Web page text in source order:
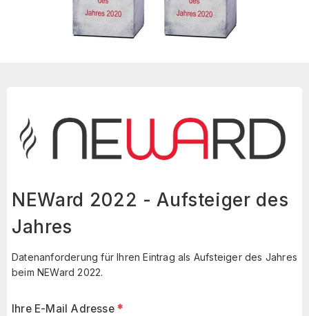
NEWard 2022 - Aufsteiger des
Jahres
Datenanforderung für Ihren Eintrag als Aufsteiger des Jahres
beim NEWard 2022.
Ihre E-Mail Adresse *